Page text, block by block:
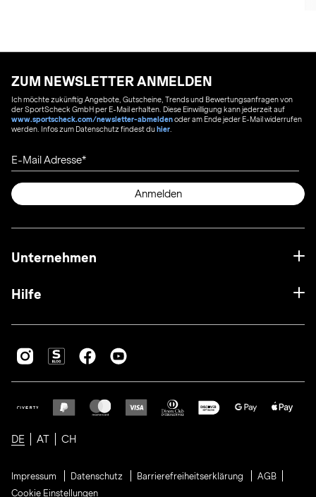
ZUM NEWSLETTER ANMELDEN
Ich möchte zukünftig Angebote, Gutscheine, Trends und Bewertungsanfragen von
der SportScheck GmbH per E-Mail erhalten. Diese Einwilligung kann jederzeit auf
www.sportscheck.com/newsletter-abmeldenoder am Ende jeder E-Mail widerrufen
werden. Infos zum Datenschutz findest duhier
E-Mail Adresse
Anmelden
Unternehmen
Hilfe
DE AT CH
Impressum Datenschutz Barrierefreiheitserklärung
AGB
Cookie Einstellungen